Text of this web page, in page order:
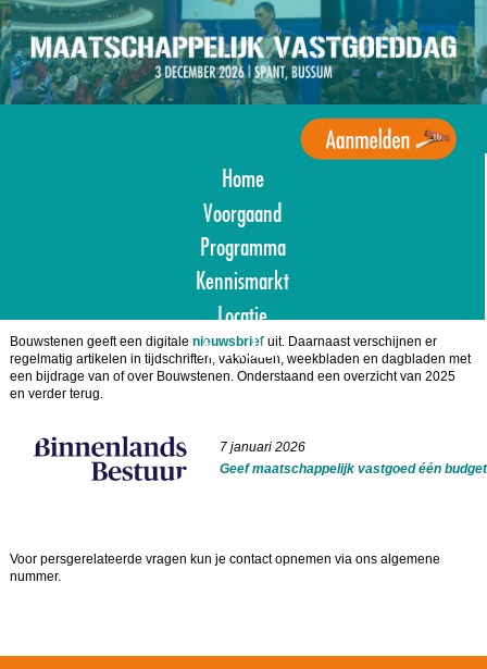
Overslaan
en
naar
de
inhoud
gaan
Home
Voorgaand
Programma
Kennismarkt
Locatie
Aanmelden
Bouwstenen geeft een digitale nieuwsbriefuit. Daarnaast verschijnen er
regelmatig artikelen in tijdschriften, vakbladen, weekbladen en dagbladen met
een bijdrage van of over Bouwstenen. Onderstaand een overzicht van 2025
en verder terug.
7 januari 2026
Geef maatschappelijk vastgoed één budget
Voor persgerelateerde vragen kun je contact opnemen via ons algemene
nummer.